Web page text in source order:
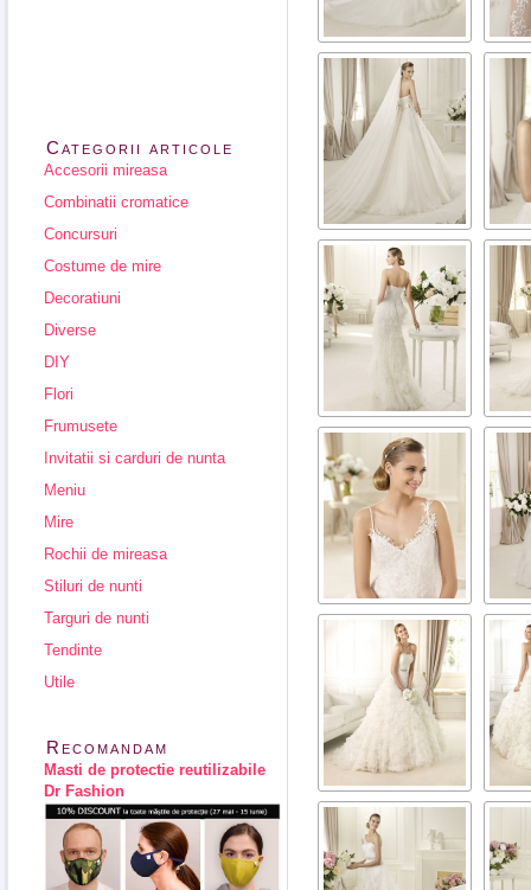
Categorii articole
Accesorii mireasa
Combinatii cromatice
Concursuri
Costume de mire
Decoratiuni
Diverse
DIY
Flori
Frumusete
Invitatii si carduri de nunta
Meniu
Mire
Rochii de mireasa
Stiluri de nunti
Targuri de nunti
Tendinte
Utile
Recomandam
Masti de protectie reutilizabile
Dr Fashion